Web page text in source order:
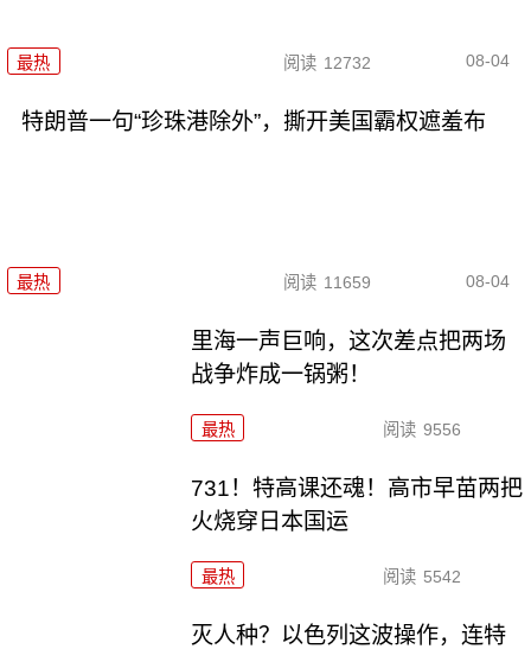
最热 阅读 12732 08-04
特朗普一句“珍珠港除外”，撕开美国霸权遮羞布
最热 阅读 11659 08-04
里海一声巨响，这次差点把两场
战争炸成一锅粥！
最热 阅读 9556
731！特高课还魂！高市早苗两把
火烧穿日本国运
最热 阅读 5542
灭人种？以色列这波操作，连特